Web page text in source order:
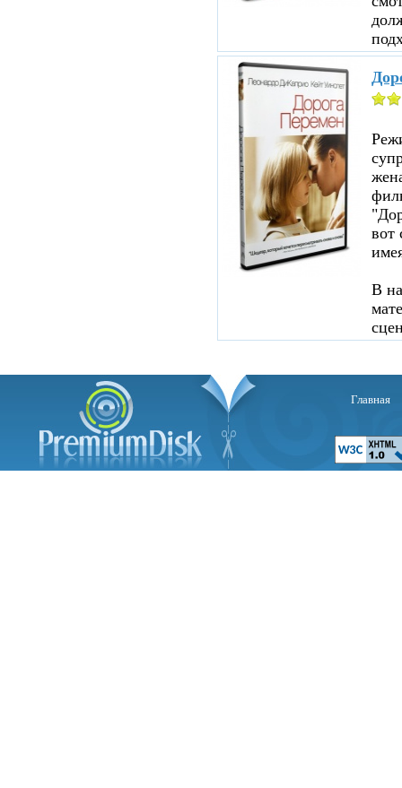
вот
В
Главная